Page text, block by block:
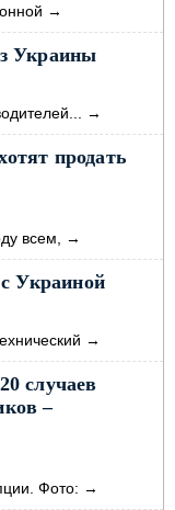
→
Украины
→
продать
всем, →
Украиной
→
случаев
–
Фото: →